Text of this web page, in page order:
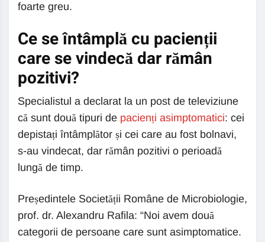
foarte greu.
Ce se întâmplă cu pacienții
care se vindecă dar rămân
pozitivi?
Specialistul a declarat la un post de televiziune
că sunt două tipuri de pacienți asimptomatici: cei
depistați întâmplător și cei care au fost bolnavi,
s-au vindecat, dar rămân pozitivi o perioadă
lungă de timp.
Președintele Societății Române de Microbiologie,
prof. dr. Alexandru Rafila: “Noi avem două
categorii de persoane care sunt asimptomatice.